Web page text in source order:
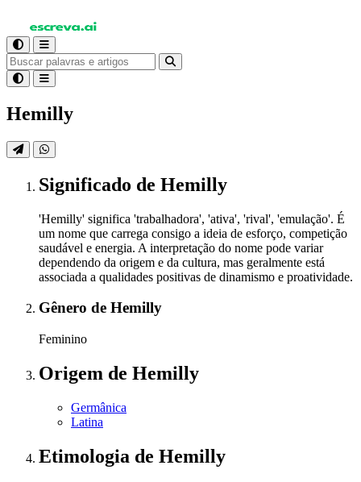
Hemilly
Significado de Hemilly
'Hemilly' significa 'trabalhadora', 'ativa', 'rival', 'emulação'. É
um nome que carrega consigo a ideia de esforço, competição
saudável e energia. A interpretação do nome pode variar
dependendo da origem e da cultura, mas geralmente está
associada a qualidades positivas de dinamismo e proatividade.
Gênero de Hemilly
Feminino
Origem de Hemilly
Germânica
Latina
Etimologia de Hemilly